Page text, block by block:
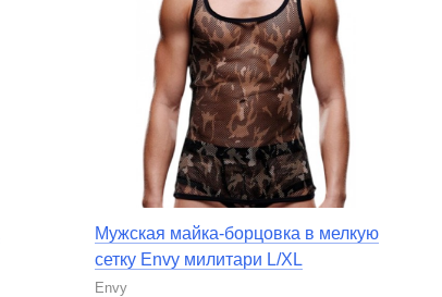
Мужская майка-борцовка в мелкую
сетку Envy милитари L/XL
Envy